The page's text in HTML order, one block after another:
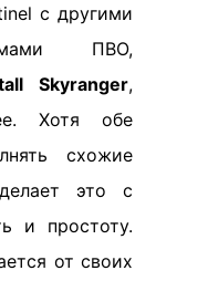
с другими
ПВО,
Skyranger,
Хотя обе
схожие
это с
и простоту.
от своих